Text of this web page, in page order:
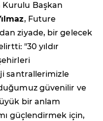
Kurulu Başkan
, Future
ziyade, bir gelecek
"30 yıldır
santrallerimizle
güvenilir ve
bir anlam
güçlendirmek için,